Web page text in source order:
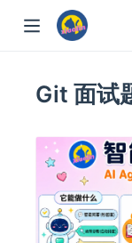
Git 面试